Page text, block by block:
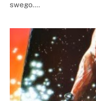
swego.…